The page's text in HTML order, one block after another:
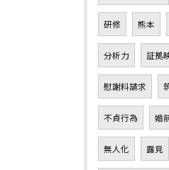
研修 熊本
分析力 証拠
慰謝料請求
不貞行為 婚
無人化 露見